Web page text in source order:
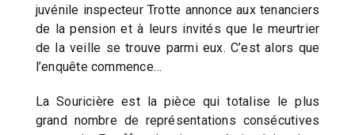
juvénile inspecteur Trotte annonce aux tenanciers
de la pension et à leurs invités que le meurtrier
de la veille se trouve parmi eux. C’est alors que
l’enquête commence…
La Souricière est la pièce qui totalise le plus
grand nombre de représentations consécutives